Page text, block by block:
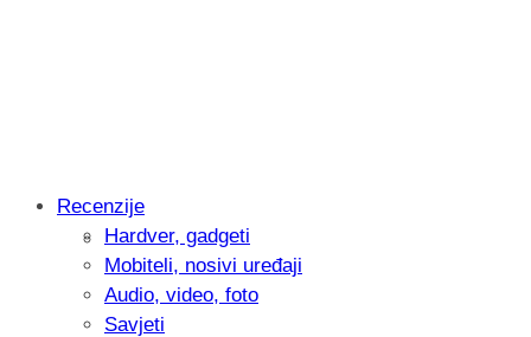
Intervju: Goran Jović, fotograf -
Recenzije
Hardver, gadgeti
Mobiteli, nosivi uređaji
Audio, video, foto
Savjeti